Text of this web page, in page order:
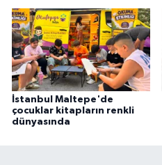
İstanbul Maltepe'de
çocuklar kitapların renkli
dünyasında